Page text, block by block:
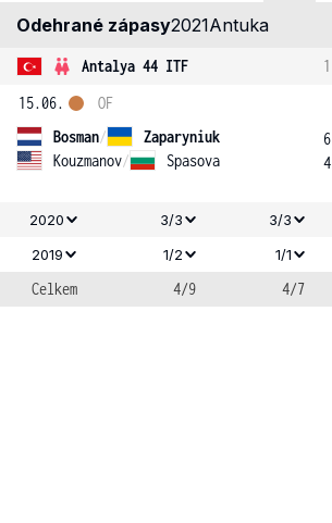
Odehrané zápasy2021Antuka
Antalya 44 ITF 1
15.06.
Bosman/
Zaparyniuk
Kouzmanov/ Spasova
OF
6
4
2020 3/3 3/3
2019 1/2 1/1
Celkem 4/9 4/7